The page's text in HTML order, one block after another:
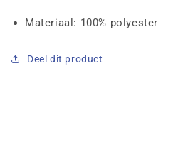
Materiaal: 100% polyester
Deel dit product